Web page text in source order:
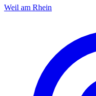
Weil am Rhein